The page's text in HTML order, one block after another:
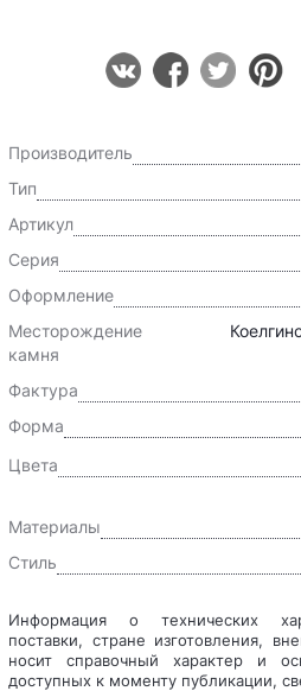
Производитель
Тип
Артикул
Серия
Оформление
Месторождение
камня
Фактура
Форма
Цвета
Материалы
Стиль
Информация о технических характеристиках, комплекте
поставки, стране изготовления,
носит справочный характер и
доступных к моменту публикации,